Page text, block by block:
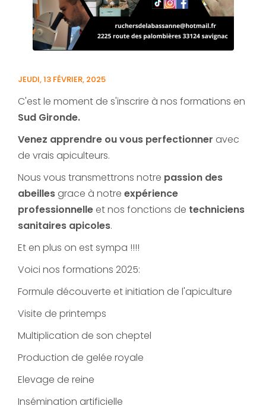
JEUDI, 13 FÉVRIER, 2025
C'est le moment de s'inscrire à nos formations en
Sud Gironde.
Venez apprendre ou vous perfectionner avec
de vrais apiculteurs.
Nous vous transmettrons notre passion des
abeilles grace à notre expérience
professionnelle et nos fonctions de techniciens
sanitaires apicoles.
Et en plus on est sympa !!!!
Voici nos formations 2025:
Formule découverte et initiation de l'apiculture
Visite de printemps
Multiplication de son cheptel
Production de gelée royale
Elevage de reine
Insémination artificielle